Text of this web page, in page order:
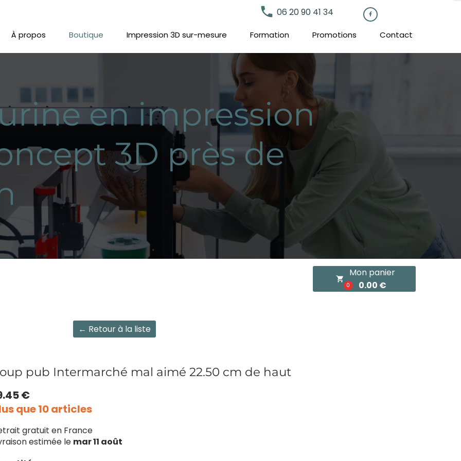
À propos Boutique Impression 3D sur-mesure Formation Promotions Contact
local_phone 06 20 90 41 34 
en impression
3D près de
local_grocery_store
0
Mon panier
0.00 €
← Retour à la liste
pub Intermarché mal aimé 22.50 cm de haut
€
que 10 articles
gratuit en France
estimée le mar 11 août